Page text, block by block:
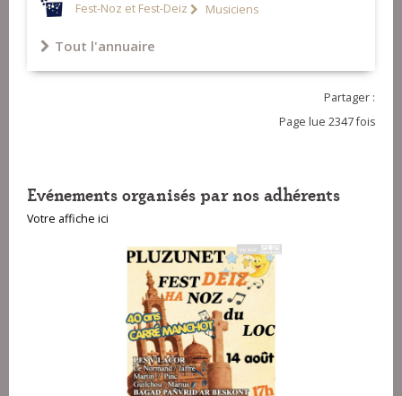
Fest-Noz et Fest-Deiz Musiciens
Tout l'annuaire
Partager :
Page lue 2347 fois
Evénements organisés par nos adhérents
Votre affiche ici